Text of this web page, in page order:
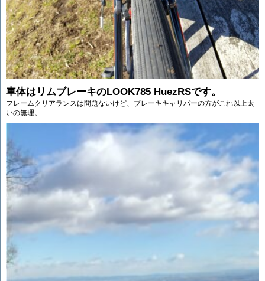
車体はリムブレーキのLOOK785 HuezRSです。
フレームクリアランスは問題ないけど、ブレーキキャリパーの方がこれ以上太
いの無理。